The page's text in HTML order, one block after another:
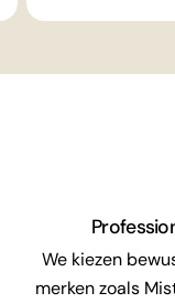
We kiezen
merken zoals